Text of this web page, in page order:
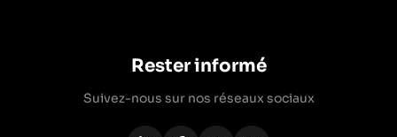
Rester informé
Suivez-nous sur nos réseaux sociaux